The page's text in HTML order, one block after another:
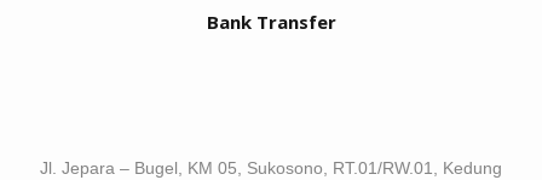
Bank Transfer
Jl. Jepara – Bugel, KM 05, Sukosono, RT.01/RW.01, Kedung